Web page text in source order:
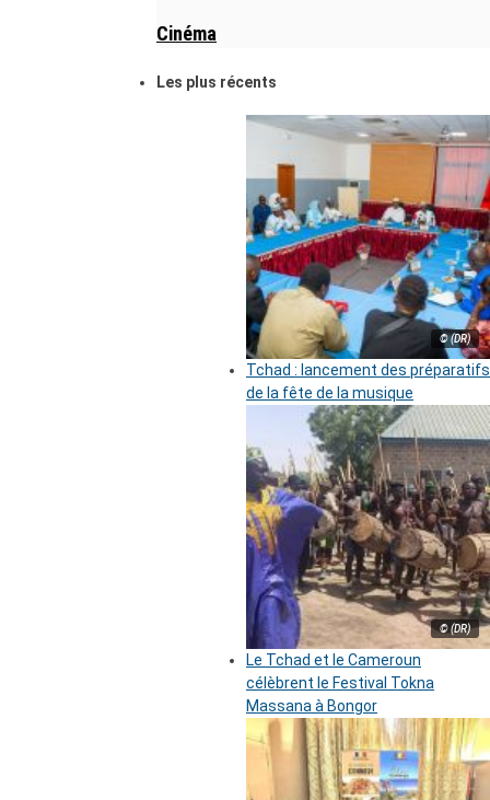
Cinéma
Les plus récents
© (DR)
Tchad : lancement des préparatifs
de la fête de la musique
© (DR)
Le Tchad et le Cameroun
célèbrent le Festival Tokna
Massana à Bongor